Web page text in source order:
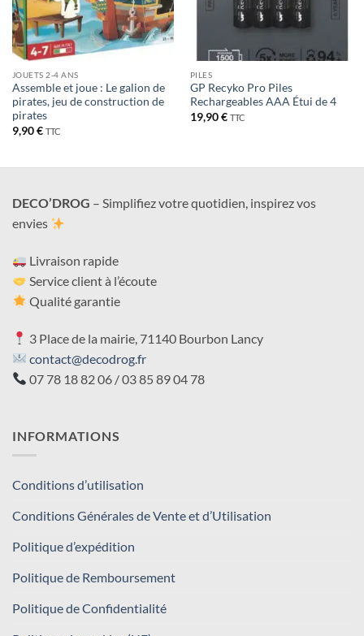
JOUETS 2-4 ANS
Assemble et joue : Le galion de
pirates, jeu de construction de
pirates
9,90€ TTC
PILES
GP Recyko Pro Piles
Rechargeables AAA Étui de 4
19,90€ TTC
DECO’DROG – Simplifiez votre quotidien, inspirez vos
envies
Livraison rapide
Service client à l’écoute
Qualité garantie
3 Place de la mairie, 71140 Bourbon Lancy
contact@decodrog.fr
07 78 18 82 06 / 03 85 89 04 78
INFORMATIONS
Conditions d’utilisation
Conditions Générales de Vente et d’Utilisation
Politique d’expédition
Politique de Remboursement
Politique de Confidentialité